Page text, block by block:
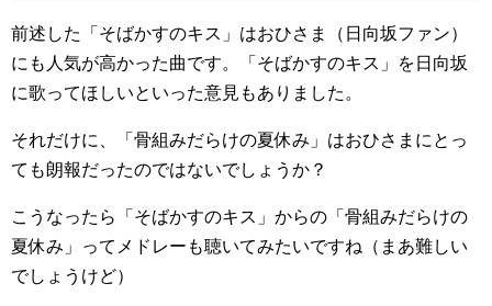
前述した「そばかすのキス」はおひさま（日向坂ファン）
にも人気が高かった曲です。「そばかすのキス」を日向坂
に歌ってほしいといった意見もありました。
それだけに、「骨組みだらけの夏休み」はおひさまにとっ
ても朗報だったのではないでしょうか？
こうなったら「そばかすのキス」からの「骨組みだらけの
夏休み」ってメドレーも聴いてみたいですね（まあ難しい
でしょうけど）